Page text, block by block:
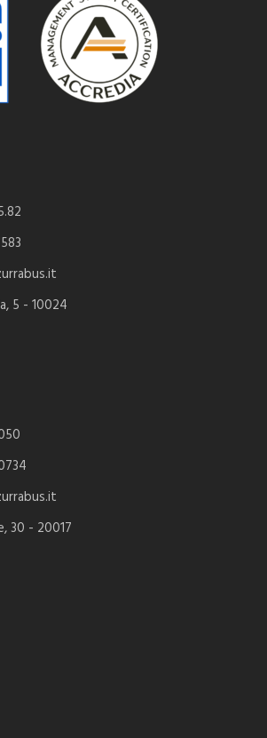
5 - 10024
30 - 20017